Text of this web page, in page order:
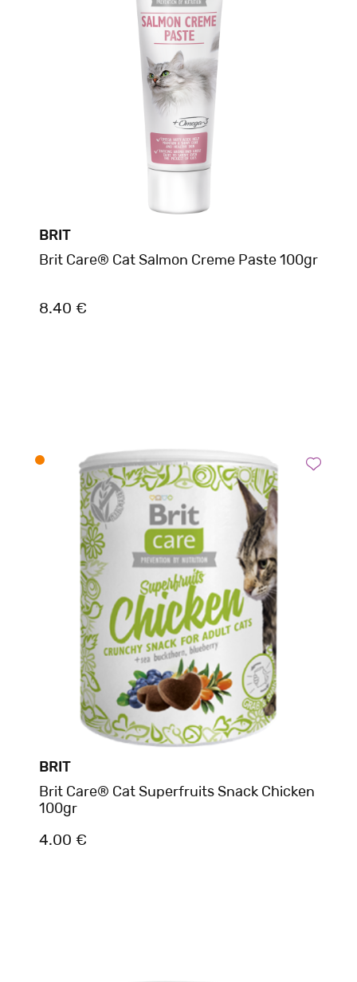
BRIT
Brit Care® Cat Salmon Creme Paste 100gr
8.40 €
BRIT
Brit Care® Cat Superfruits Snack Chicken
100gr
4.00 €